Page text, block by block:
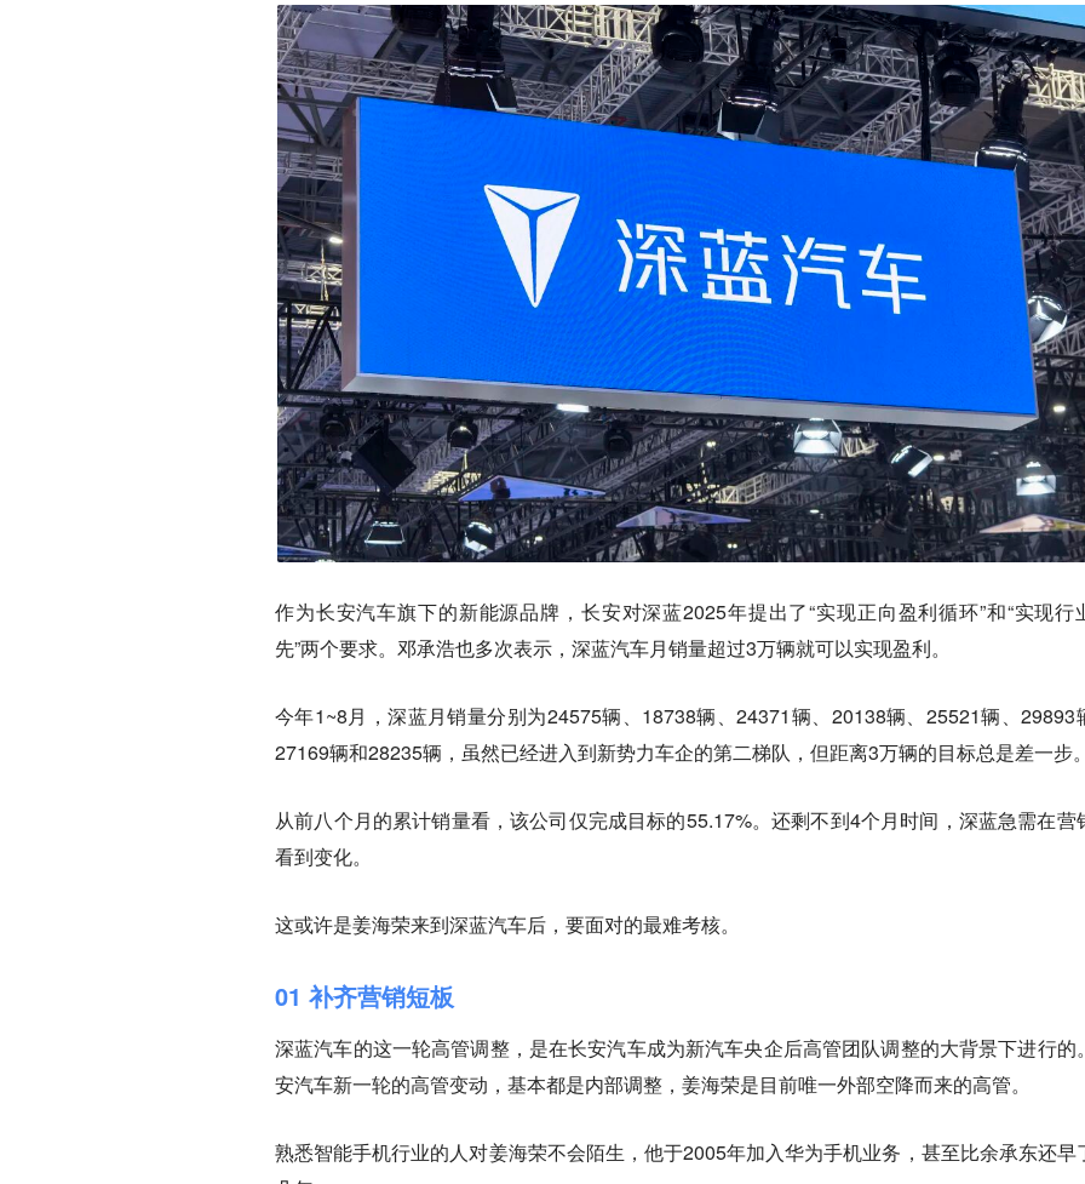
作为长安汽车旗下的新能源品牌，长安对深蓝2025年提出了“实现正向盈利循环”和“实现行
先”两个要求。邓承浩也多次表示，深蓝汽车月销量超过3万辆就可以实现盈利。
今年1~8月，深蓝月销量分别为24575辆、18738辆、24371辆、20138辆、25521辆、29893
27169辆和28235辆，虽然已经进入到新势力车企的第二梯队，但距离3万辆的目标总是差一步。
从前八个月的累计销量看，该公司仅完成目标的55.17%。还剩不到4个月时间，深蓝急需在营
看到变化。
这或许是姜海荣来到深蓝汽车后，要面对的最难考核。
01 补齐营销短板
深蓝汽车的这一轮高管调整，是在长安汽车成为新汽车央企后高管团队调整的大背景下进行的
安汽车新一轮的高管变动，基本都是内部调整，姜海荣是目前唯一外部空降而来的高管。
熟悉智能手机行业的人对姜海荣不会陌生，他于2005年加入华为手机业务，甚至比余承东还早